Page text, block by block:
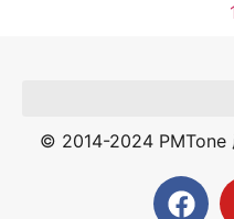
© 2014-2024 PMTone